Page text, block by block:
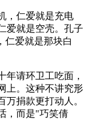
，仁爱就是充电
爱就是空壳。孔子
仁爱就是那块白
年请环卫工吃面，
上。这种不讲究形
捐款更打动人。
，而是"巧笑倩